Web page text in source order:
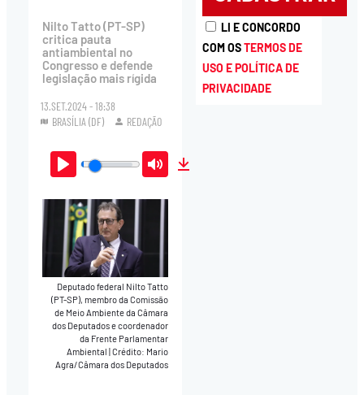
Nilto Tatto (PT-SP)
critica pauta
antiambiental no
Congresso e defende
legislação mais rígida
13.SET.2024 - 18:38
BRASÍLIA (DF)
REDAÇÃO
Play Mute
Deputado federal Nilto Tatto
(PT-SP), membro da Comissão
de Meio Ambiente da Câmara
dos Deputados e coordenador
da Frente Parlamentar
Ambiental|Crédito: Mario
Agra/Câmara dos Deputados
LI E CONCORDO
COM OSTERMOS DE
USO E POLÍTICA DE
PRIVACIDADE